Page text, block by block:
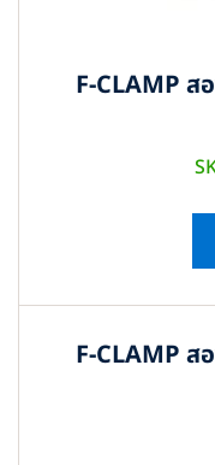
F-CLAMP ส
F-CLAMP ส